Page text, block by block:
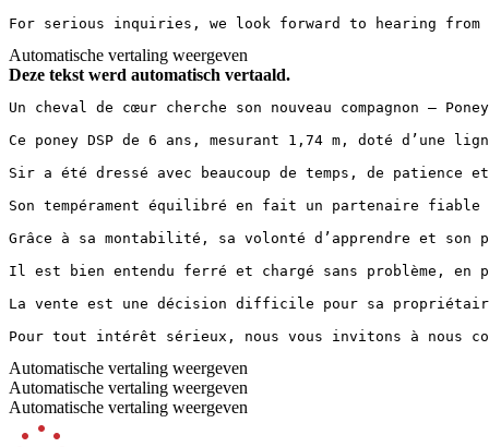
For serious inquiries, we look forward to hearing from
Automatische vertaling weergeven
Deze tekst werd automatisch vertaald.
Un cheval de cœur cherche son nouveau compagnon –
Ce poney DSP de 6 ans, mesurant 1,74 m, doté d’une
Sir a été dressé avec beaucoup de temps, de
Son tempérament équilibré en fait un partenaire
Grâce à sa montabilité, sa volonté d’apprendre et
Il est bien entendu ferré et chargé sans problème, en
La vente est une décision difficile pour sa
Pour tout intérêt sérieux, nous vous invitons à nous
Automatische vertaling weergeven
Automatische vertaling weergeven
Automatische vertaling weergeven